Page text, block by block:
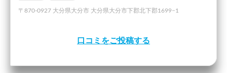
〒870-0927 大分県大分市 大分県大分市下郡北下郡1699−1
口コミをご投稿する